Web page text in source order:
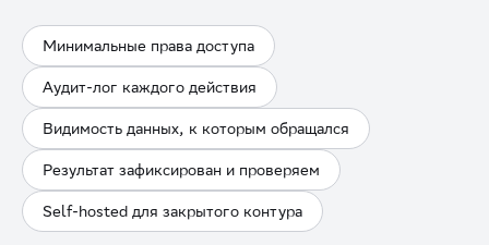
Минимальные права доступа
Аудит-лог каждого действия
Видимость данных, к которым обращался
Результат зафиксирован и проверяем
Self-hosted для закрытого контура